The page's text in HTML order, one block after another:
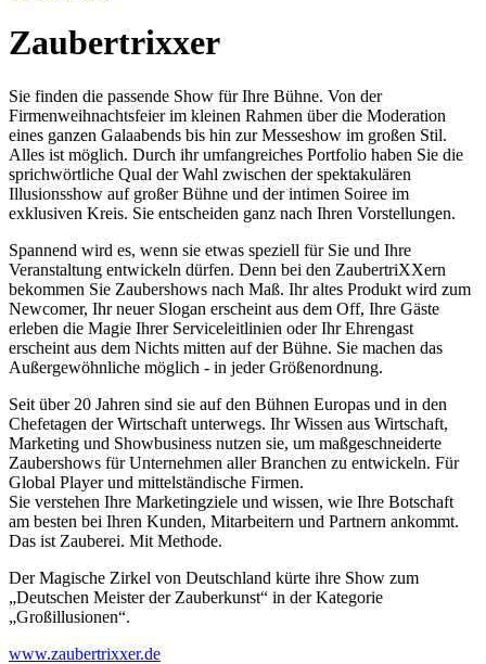
Zaubertrixxer
Sie finden die passende Show für Ihre Bühne. Von der
Firmenweihnachtsfeier im kleinen Rahmen über die Moderation
eines ganzen Galaabends bis hin zur Messeshow im großen Stil.
Alles ist möglich. Durch ihr umfangreiches Portfolio haben Sie die
sprichwörtliche Qual der Wahl zwischen der spektakulären
Illusionsshow auf großer Bühne und der intimen Soiree im
exklusiven Kreis. Sie entscheiden ganz nach Ihren Vorstellungen.
Spannend wird es, wenn sie etwas speziell für Sie und Ihre
Veranstaltung entwickeln dürfen. Denn bei den ZaubertriXXern
bekommen Sie Zaubershows nach Maß. Ihr altes Produkt wird zum
Newcomer, Ihr neuer Slogan erscheint aus dem Off, Ihre Gäste
erleben die Magie Ihrer Serviceleitlinien oder Ihr Ehrengast
erscheint aus dem Nichts mitten auf der Bühne. Sie machen das
Außergewöhnliche möglich - in jeder Größenordnung.
Seit über 20 Jahren sind sie auf den Bühnen Europas und in den
Chefetagen der Wirtschaft unterwegs. Ihr Wissen aus Wirtschaft,
Marketing und Showbusiness nutzen sie, um maßgeschneiderte
Zaubershows für Unternehmen aller Branchen zu entwickeln. Für
Global Player und mittelständische Firmen.
Sie verstehen Ihre Marketingziele und wissen, wie Ihre Botschaft
am besten bei Ihren Kunden, Mitarbeitern und Partnern ankommt.
Das ist Zauberei. Mit Methode.
Der Magische Zirkel von Deutschland kürte ihre Show zum
„Deutschen Meister der Zauberkunst“ in der Kategorie
„Großillusionen“.
www.zaubertrixxer.de